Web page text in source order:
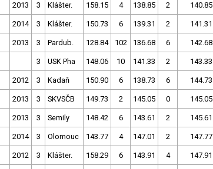
2013 3 Klášter. 158.15 4 138.85 2 140.85
2014 3 Klášter. 150.73 6 139.31 2 141.31
2013 3 Pardub. 128.84 102 136.68 6 142.68
3 USK Pha 148.06 10 141.33 2 143.33
2012 3 Kadaň 150.90 6 138.73 6 144.73
2013 3 SKVSČB 149.73 2 145.05 0 145.05
2013 3 Semily 148.42 6 143.61 2 145.61
2014 3 Olomouc 143.77 4 147.01 2 147.77
2012 3 Klášter. 158.29 6 143.91 4 147.91